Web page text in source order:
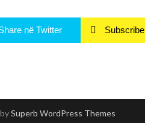
në Twitter Subscribe
Superb WordPress Themes